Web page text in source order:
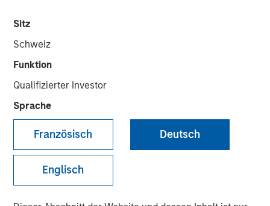
Sitz
Schweiz
Funktion
Qualifizierter Investor
Sprache
Französisch Deutsch
Englisch
INSIGHTS
Macro Outlook: Finding
Investment Opportunities
Across Shifting Global
Macro Climates